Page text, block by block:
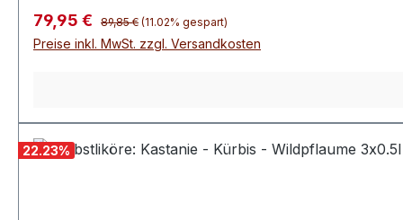
Brennerei steht dabei für echte Handarbeit,
den eigenen Genussmoment – das Schwechower
Interpretationen zu entdecken.
Verkaufspreis:
79,95 € Regulärer Preis:
89,85 € (11.02% gespart)
Preise inkl. MwSt. zzgl. Versandkosten
22.23%